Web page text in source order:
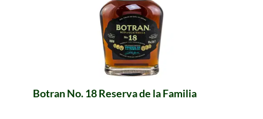
Botran No. 18 Reserva de la Familia